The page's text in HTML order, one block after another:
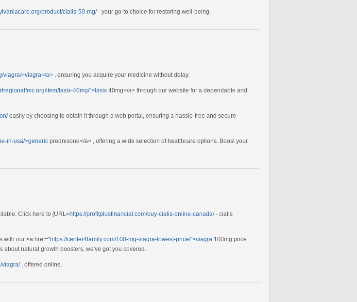
product/cialis-50-mg/- your go-to choice for restoring well-being.
viagra/>viagra</a> , ensuring you acquire your medicine without delay.
item/lasix-40mg/">lasix 40mg</a> through our website for a dependable and
easily by choosing to obtain it through a web portal, ensuring a hassle-free and secure
in-usa/>generic prednisone</a> , offering a wide selection of healthcare options. Boost your
Click here to [URL=https://profitplusfinancial.com/buy-cialis-online-canada/- cialis
with our <a href="https://center4family.com/100-mg-viagra-lowest-price/">viagra 100mg price
natural growth boosters, we've got you covered.
viagra/, offered online.